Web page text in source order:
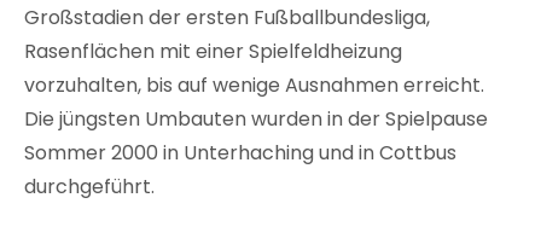
Großstadien der ersten Fußballbundesliga,
Rasenflächen mit einer Spielfeldheizung
vorzuhalten, bis auf wenige Ausnahmen erreicht.
Die jüngsten Umbauten wurden in der Spielpause
Sommer 2000 in Unterhaching und in Cottbus
durchgeführt.